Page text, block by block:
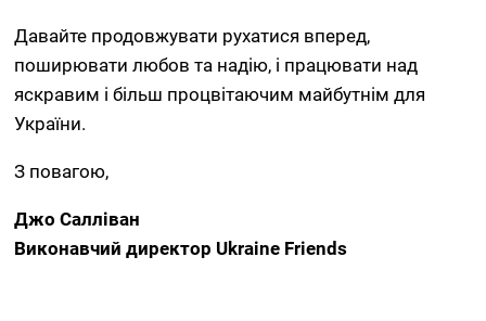
Давайте продовжувати рухатися вперед,
поширювати любов та надію, і працювати над
яскравим і більш процвітаючим майбутнім для
України.
З повагою,
Джо Салліван
Виконавчий директор Ukraine Friends